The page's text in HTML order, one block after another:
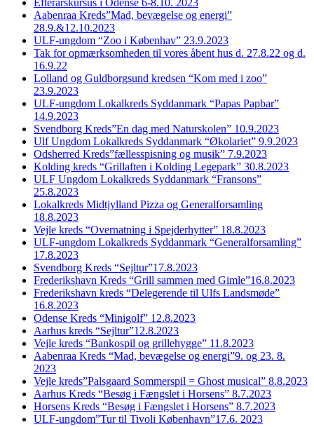
Efterårskursus i Odense 6-8.10. 2023
Aabenraa Kreds”Mad, bevægelse og energi”
28.9.&12.10.2023
ULF-ungdom “Zoo i Københav” 23.9.2023
Tak for opmærksomheden til vores åbent hus d. 27.8.22 og d.
16.9.22
Lolland og Guldborgsund kredsen “Kom med i zoo”
23.9.2023
ULF-ungdom Lokalkreds Syddanmark “Papas Papbar”
14.9.2023
Svendborg Kreds”En dag med Naturskolen” 10.9.2023
Ulf Ungdom Lokalkreds Syddanmark “Økolariet” 9.9.2023
Odsherred Kreds”fællesspisning og musik” 7.9.2023
Kolding kreds “Grillaften i Kolding Legepark” 30.8.2023
ULF Ungdom Lokalkreds Syddanmark “Fransons”
25.8.2023
Lokalkreds Midtjylland Pizza og Generalforsamling
18.8.2023
Vejle kreds “Overnatning i Spejderhytter” 18.8.2023
ULF-ungdom Lokalkreds Syddanmark “Generalforsamling”
17.8.2023
Svendborg Kreds “Sejltur”17.8.2023
Frederikshavn Kreds “Grill sammen med Gimle”16.8.2023
Frederikshavn kreds “Delegerende til Ulfs Landsmøde”
16.8.2023
Odense Kreds “Minigolf” 12.8.2023
Aarhus kreds “Sejltur”12.8.2023
Vejle kreds “Bankospil og grillehygge” 11.8.2023
Aabenraa Kreds “Mad, bevægelse og energi”9. og 23. 8.
2023
Vejle kreds”Palsgaard Sommerspil = Ghost musical” 8.8.2023
Aarhus Kreds “Besøg i Fængslet i Horsens” 8.7.2023
Horsens Kreds “Besøg i Fængslet i Horsens” 8.7.2023
ULF-ungdom”Tur til Tivoli København”17.6. 2023